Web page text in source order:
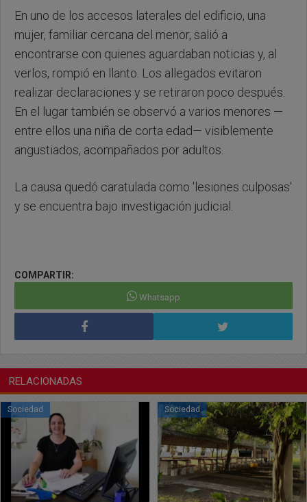
En uno de los accesos laterales del edificio, una
mujer, familiar cercana del menor, salió a
encontrarse con quienes aguardaban noticias y, al
verlos, rompió en llanto. Los allegados evitaron
realizar declaraciones y se retiraron poco después.
En el lugar también se observó a varios menores —
entre ellos una niña de corta edad— visiblemente
angustiados, acompañados por adultos.
La causa quedó caratulada como 'lesiones culposas'
y se encuentra bajo investigación judicial.
COMPARTIR:
Whatsapp
RELACIONADAS
Sociedad Sociedad